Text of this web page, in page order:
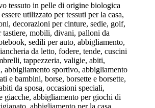
tessuto in pelle di origine biologica
utilizzato per tessuti per la casa,
decorazioni per cinture, sedie, golf,
tastiere, mobili, divani, palloni da
sedili per auto, abbigliamento,
da letto, fodere, tende, cuscini
tappezzeria, valigie, abiti,
abbigliamento sportivo, abbigliamento
e bambini, borse, borsette e borsette,
da sposa, occasioni speciali,
giacche, abbigliamento per giochi di
abbigliamento per la casa,